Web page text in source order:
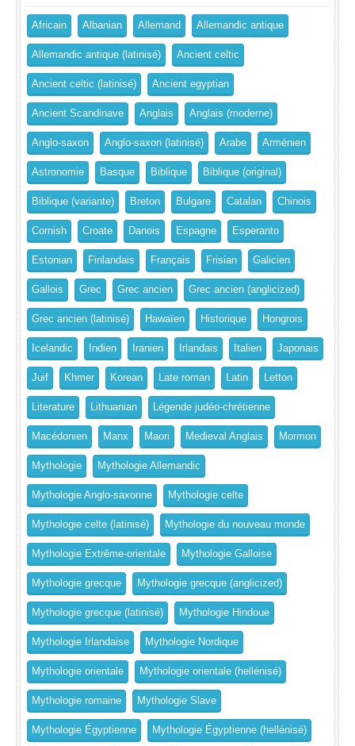
Africain Albanian Allemand Allemandic antique
Allemandic antique (latinisé) Ancient celtic
Ancient celtic (latinisé) Ancient egyptian
Ancient Scandinave Anglais Anglais (moderne)
Anglo-saxon Anglo-saxon (latinisé) Arabe Arménien
Astronomie Basque Biblique Biblique (original)
Biblique (variante) Breton Bulgare Catalan Chinois
Cornish Croate Danois Espagne Esperanto
Estonian Finlandais Français Frisian Galicien
Gallois Grec Grec ancien Grec ancien (anglicized)
Grec ancien (latinisé) Hawaïen Historique Hongrois
Icelandic Indien Iranien Irlandais Italien Japonais
Juif Khmer Korean Late roman Latin Letton
Literature Lithuanian Légende judéo-chrétienne
Macédonien Manx Maori Medieval Anglais Mormon
Mythologie Mythologie Allemandic
Mythologie Anglo-saxonne Mythologie celte
Mythologie celte (latinisé) Mythologie du nouveau monde
Mythologie Extrême-orientale Mythologie Galloise
Mythologie grecque Mythologie grecque (anglicized)
Mythologie grecque (latinisé) Mythologie Hindoue
Mythologie Irlandaise Mythologie Nordique
Mythologie orientale Mythologie orientale (hellénisé)
Mythologie romaine Mythologie Slave
Mythologie Égyptienne Mythologie Égyptienne (hellénisé)